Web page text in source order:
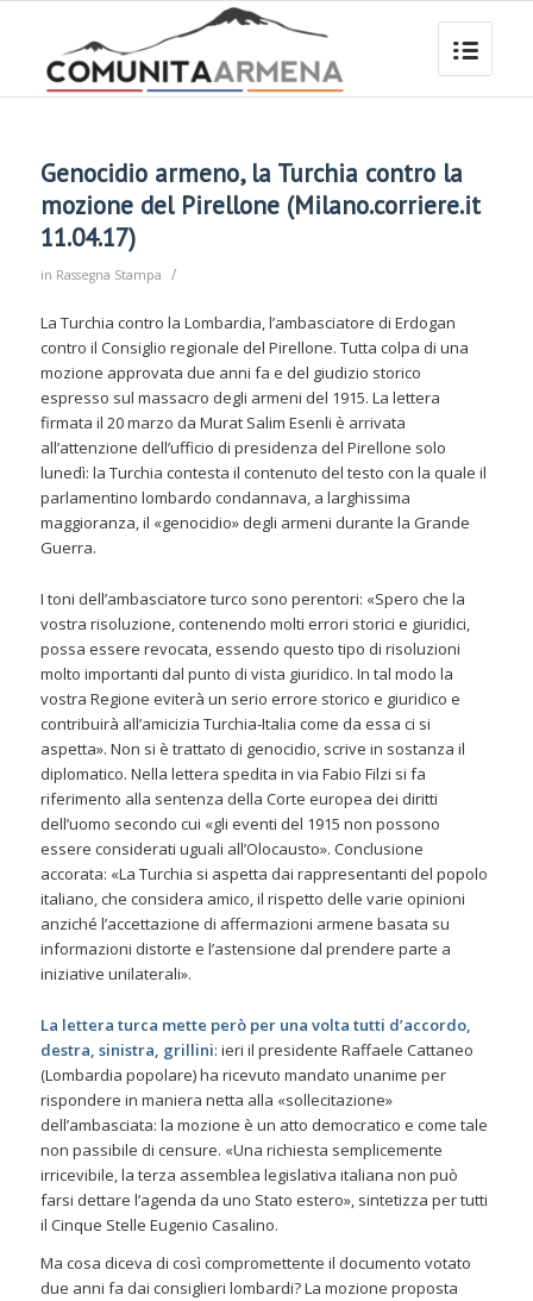
Genocidio armeno, la Turchia contro la
mozione del Pirellone (Milano.corriere.it
11.04.17)
in Rassegna Stampa /
La Turchia contro la Lombardia, l’ambasciatore di Erdogan
contro il Consiglio regionale del Pirellone. Tutta colpa di una
mozione approvata due anni fa e del giudizio storico
espresso sul massacro degli armeni del 1915. La lettera
firmata il 20 marzo da Murat Salim Esenli è arrivata
all’attenzione dell’ufficio di presidenza del Pirellone solo
lunedì: la Turchia contesta il contenuto del testo con la quale il
parlamentino lombardo condannava, a larghissima
maggioranza, il «genocidio» degli armeni durante la Grande
Guerra.
I toni dell’ambasciatore turco sono perentori: «Spero che la
vostra risoluzione, contenendo molti errori storici e giuridici,
possa essere revocata, essendo questo tipo di risoluzioni
molto importanti dal punto di vista giuridico. In tal modo la
vostra Regione eviterà un serio errore storico e giuridico e
contribuirà all’amicizia Turchia-Italia come da essa ci si
aspetta». Non si è trattato di genocidio, scrive in sostanza il
diplomatico. Nella lettera spedita in via Fabio Filzi si fa
riferimento alla sentenza della Corte europea dei diritti
dell’uomo secondo cui «gli eventi del 1915 non possono
essere considerati uguali all’Olocausto». Conclusione
accorata: «La Turchia si aspetta dai rappresentanti del popolo
italiano, che considera amico, il rispetto delle varie opinioni
anziché l’accettazione di affermazioni armene basata su
informazioni distorte e l’astensione dal prendere parte a
iniziative unilaterali».
La lettera turca mette però per una volta tutti d’accordo,
destra, sinistra, grillini: ieri il presidente Raffaele Cattaneo
(Lombardia popolare) ha ricevuto mandato unanime per
rispondere in maniera netta alla «sollecitazione»
dell’ambasciata: la mozione è un atto democratico e come tale
non passibile di censure. «Una richiesta semplicemente
irricevibile, la terza assemblea legislativa italiana non può
farsi dettare l’agenda da uno Stato estero», sintetizza per tutti
il Cinque Stelle Eugenio Casalino.
Ma cosa diceva di così compromettente il documento votato
due anni fa dai consiglieri lombardi? La mozione proposta